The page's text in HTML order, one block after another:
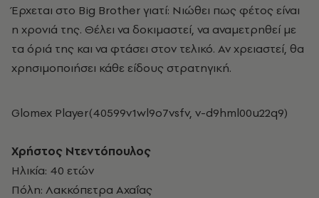
Έρχεται στο Big Brother γιατί: Νιώθει πως φέτος είναι
η χρονιά της. Θέλει να δοκιμαστεί, να αναμετρηθεί με
τα όριά της και να φτάσει στον τελικό. Αν χρειαστεί, θα
χρησιμοποιήσει κάθε είδους στρατηγική.
Glomex Player(40599v1wl9o7vsfv, v-d9hml00u22q9)
Χρήστος Ντεντόπουλος
Ηλικία: 40 ετών
Πόλη: Λακκόπετρα Αχαΐας